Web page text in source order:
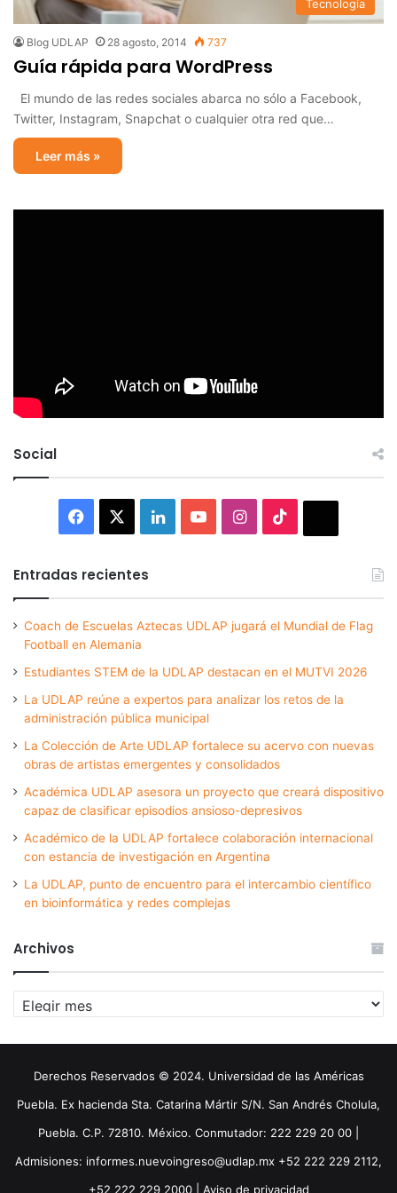
Tecnología
Blog UDLAP 28 agosto, 2014 737
Guía rápida para WordPress
El mundo de las redes sociales abarca no sólo a Facebook,
Twitter, Instagram, Snapchat o cualquier otra red que…
Leer más »
Social
Facebook LinkedInYouTubeInstagram
Entradas recientes
Coach de Escuelas Aztecas UDLAP jugará el Mundial de Flag
Football en Alemania
Estudiantes STEM de la UDLAP destacan en el MUTVI 2026
La UDLAP reúne a expertos para analizar los retos de la
administración pública municipal
La Colección de Arte UDLAP fortalece su acervo con nuevas
obras de artistas emergentes y consolidados
Académica UDLAP asesora un proyecto que creará dispositivo
capaz de clasificar episodios ansioso-depresivos
Académico de la UDLAP fortalece colaboración internacional
con estancia de investigación en Argentina
La UDLAP, punto de encuentro para el intercambio científico
en bioinformática y redes complejas
Archivos
Archivos
Derechos Reservados © 2024. Universidad de las Américas
Puebla. Ex hacienda Sta. Catarina Mártir S/N. San Andrés Cholula,
Puebla. C.P. 72810. México. Conmutador: 222 229 20 00 |
Admisiones: informes.nuevoingreso@udlap.mx +52 222 229 2112,
+52 222 229 2000 | Aviso de privacidad